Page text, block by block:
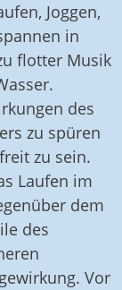
Joggen,
in
flotter Musik
des
zu spüren
zu sein.
Laufen im
dem
des
Vor